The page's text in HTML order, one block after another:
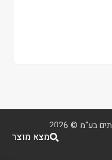
בע"מ © 2026
מצא מוצר